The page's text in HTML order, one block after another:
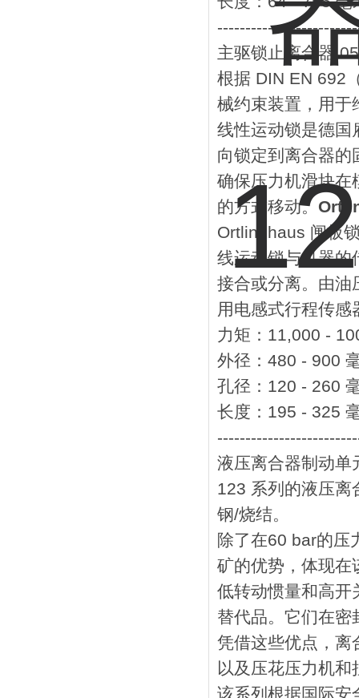
主驱锁止离合器
根据 DIN EN 692
械约束装置，用于
线性运动锁是德国
向锁定到离合器的
确保压力机滑块在
的方式移动。
Ortlinghaus 闸板
线运动锁与机器的
接合或分离。由油
用电感式行程传
力矩：11,000 -
外径：480 - 900
孔径：120 - 260
长度：195 - 325
液压离合器制动单
123 系列的液压离
钢/烧结。
除了在60 bar的压
矿的优势，体现在
低转动惯量和高开
替代品。它们在密
凭借这些优点，离
以及压花压力机
该系列根据国际安